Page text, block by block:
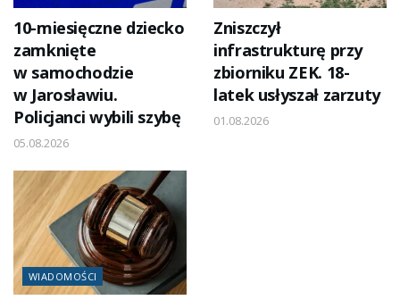
10-miesięczne dziecko
zamknięte
w samochodzie
w Jarosławiu.
Policjanci wybili szybę
05.08.2026
Zniszczył
infrastrukturę przy
zbiorniku ZEK. 18-
latek usłyszał zarzuty
01.08.2026
WIADOMOŚCI